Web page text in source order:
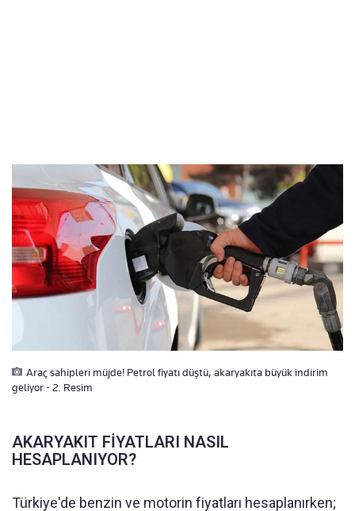
Araç sahipleri müjde! Petrol fiyatı düştü, akaryakıta büyük indirim
geliyor - 2. Resim
AKARYAKIT FİYATLARI NASIL
HESAPLANIYOR?
Türkiye'de benzin ve motorin fiyatları hesaplanırken;